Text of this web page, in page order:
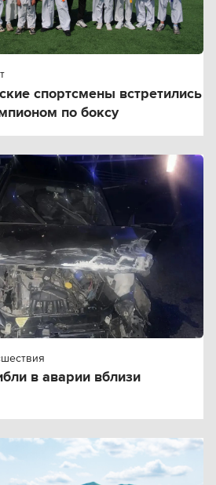
спортсмены встретились
по боксу
в аварии вблизи